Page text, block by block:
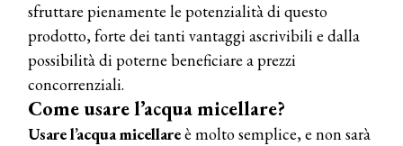
sfruttare pienamente le potenzialità di questo
prodotto, forte dei tanti vantaggi ascrivibili e dalla
possibilità di poterne beneficiare a prezzi
concorrenziali.
Come usare l’acqua micellare?
Usare l’acqua micellareè molto semplice, e non sarà